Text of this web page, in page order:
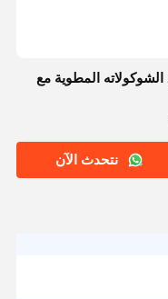
المطوية مع
نتحدث الآن